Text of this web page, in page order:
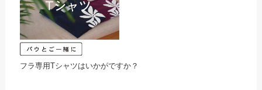
フラ専用Tシャツはいかがですか？